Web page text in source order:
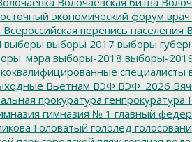
экономический форум врач
Всероссийская перепись населения
выборы выборы 2017 выборы
выборы-2018 выборы-
специалисты
Вьетнам ВЭФ ВЭФ_2026
прокуратура генпрокуратура
гимназия № 1 главный
Головатый гололед